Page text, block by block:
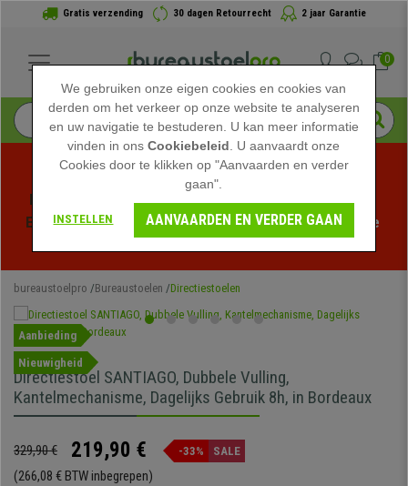
Gratis verzending 30 dagen Retourrecht 2 jaar Garantie
0
Profiteer van de Zomeruitverkoop bij bureaustoelpro!
Exclusieve kortingen voor een beperkte tijd - Bekijk de
bureaustoelpro Bureaustoelen Directiestoelen
Aanbieding
Nieuwigheid
Directiestoel SANTIAGO, Dubbele Vulling,
Kantelmechanisme, Dagelijks Gebruik 8h, in Bordeaux
329,90 € 219,90 € -33% SALE
(266,08 € BTW inbegrepen)
We gebruiken onze eigen cookies en cookies van
derden om het verkeer op onze website te analyseren
en uw navigatie te bestuderen. U kan meer informatie
vinden in onsCookiebeleid . U aanvaardt onze
Cookies door te klikken op "Aanvaarden en verder
gaan".
INSTELLEN AANVAARDEN EN VERDER GAAN